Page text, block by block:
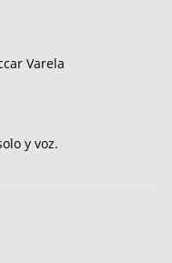
Varela
y voz.